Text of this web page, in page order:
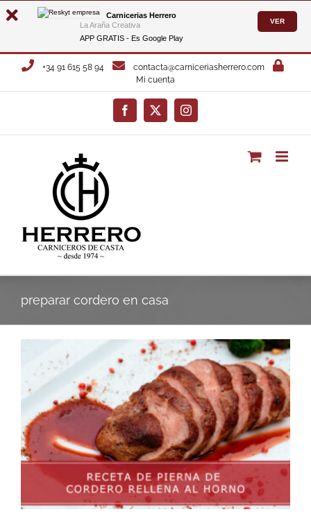
Carnicerias Herrero
La Araña Creativa
APP GRATIS - Es Google Play
VER
Saltar
+34 91 615 58 94
contacta@carniceriasherrero.com
Mi cuenta
Facebook
X Instagram
preparar cordero en casa